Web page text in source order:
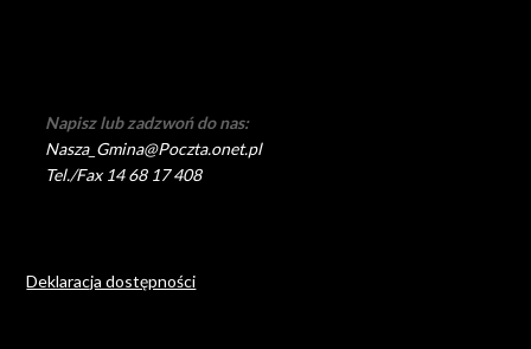
Napisz lub zadzwoń do nas:
Nasza_Gmina@Poczta.onet.pl
Tel./Fax 14 68 17 408
Deklaracja dostępności